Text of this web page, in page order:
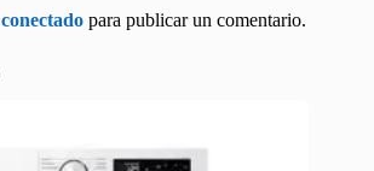
conectado para publicar un comentario.